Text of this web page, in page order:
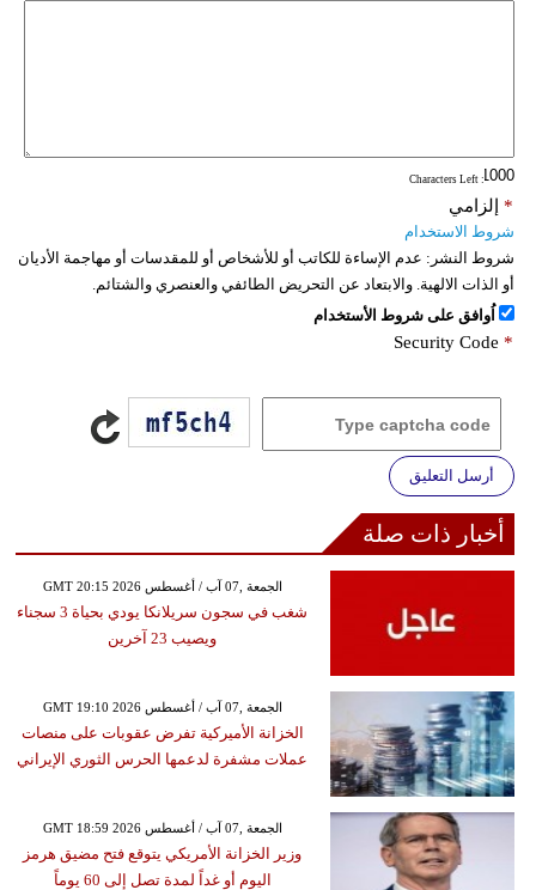
: Characters Left
إلزامي *
شروط الاستخدام
شروط النشر: عدم الإساءة للكاتب أو للأشخاص أو للمقدسات أو مهاجمة الأديان
أو الذات الالهية. والابتعاد عن التحريض الطائفي والعنصري والشتائم.
اُوافق على شروط الأستخدام
Security Code *
أرسل التعليق
أخبار ذات صلة
GMT 20:15 2026 الجمعة ,07 آب / أغسطس
شغب في سجون سريلانكا يودي بحياة 3 سجناء
ويصيب 23 آخرين
GMT 19:10 2026 الجمعة ,07 آب / أغسطس
الخزانة الأميركية تفرض عقوبات على منصات
عملات مشفرة لدعمها الحرس الثوري الإيراني
GMT 18:59 2026 الجمعة ,07 آب / أغسطس
وزير الخزانة الأمريكي يتوقع فتح مضيق هرمز
اليوم أو غداً لمدة تصل إلى 60 يوماً